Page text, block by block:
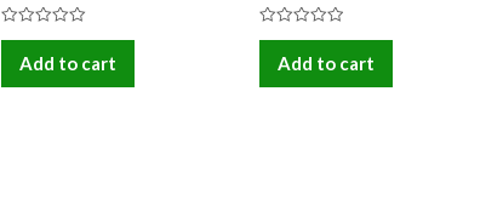
Rated
outAdd to cart
Rated
outAdd to cart